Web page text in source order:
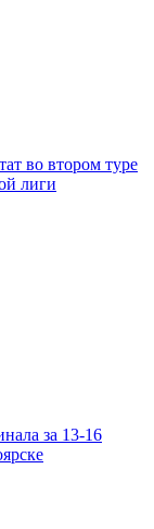
во втором туре
лиги
за 13-16